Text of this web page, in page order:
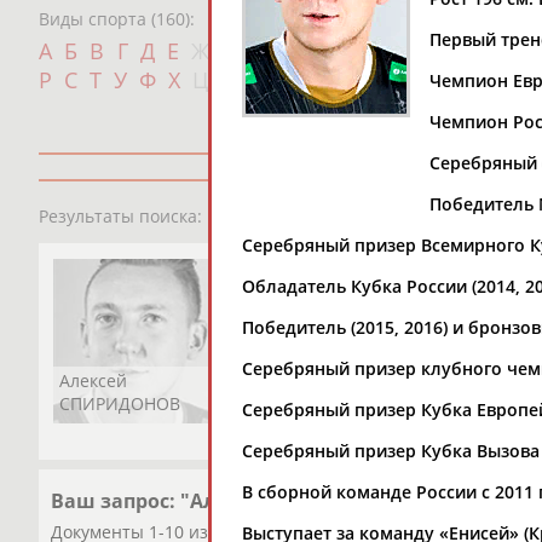
Виды спорта (160):
А Б В Г Д Е И К Л М Н О
П
Р С Т У Ф Х Ш Щ Э Ю Я
Результаты поиска:
Алексей
СПИРИДОНОВ
Ваш запрос: "Алексей СПИРИДОНОВ"
Документы 1-10 из 37 найденных уникальных документов
Первый
Чемпион
Чемпион
Серебряный
Победитель
Серебряный призер Всемирного
Обладатель Кубка России (2014,
Победитель (2015, 2016) и
Серебряный призер клубного
Серебряный призер Кубка
Серебряный призер Кубка Вызова
В сборной команде России с 2011
Выступает за команду «Енисей»